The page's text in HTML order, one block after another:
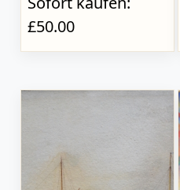
£50.00